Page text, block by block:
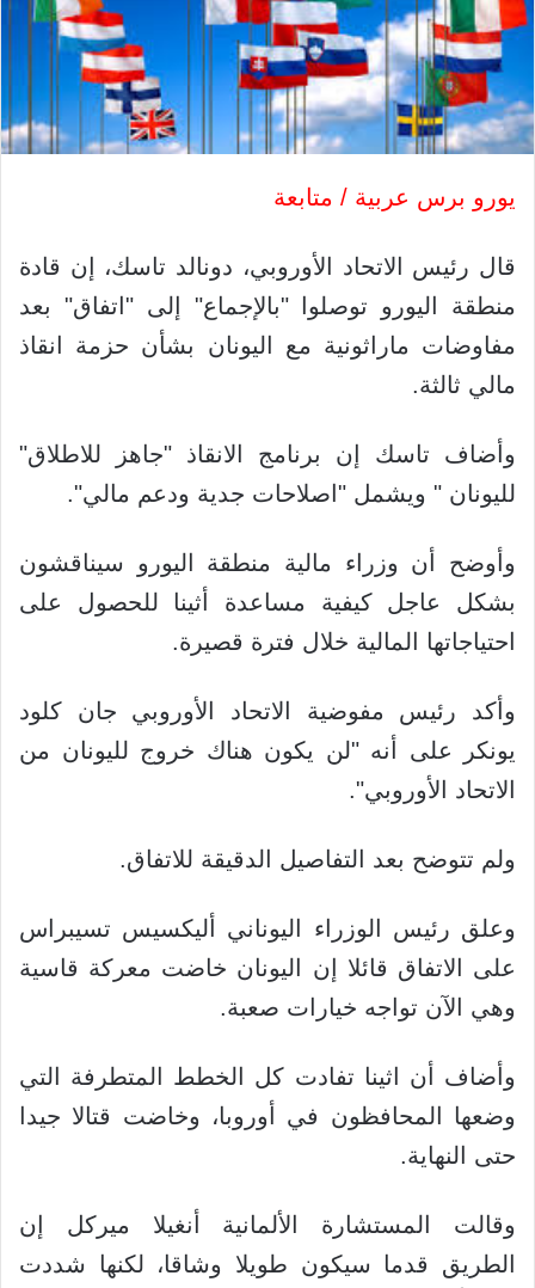
يورو برس عربية / متابعة
قال رئيس الاتحاد الأوروبي، دونالد تاسك، إن قادة
منطقة اليورو توصلوا "بالإجماع" إلى "اتفاق" بعد
مفاوضات ماراثونية مع اليونان بشأن حزمة انقاذ
مالي ثالثة.
وأضاف تاسك إن برنامج الانقاذ "جاهز للاطلاق"
لليونان " ويشمل "اصلاحات جدية ودعم مالي".
وأوضح أن وزراء مالية منطقة اليورو سيناقشون
بشكل عاجل كيفية مساعدة أثينا للحصول على
احتياجاتها المالية خلال فترة قصيرة.
وأكد رئيس مفوضية الاتحاد الأوروبي جان كلود
يونكر على أنه "لن يكون هناك خروج لليونان من
الاتحاد الأوروبي".
ولم تتوضح بعد التفاصيل الدقيقة للاتفاق.
وعلق رئيس الوزراء اليوناني أليكسيس تسيبراس
على الاتفاق قائلا إن اليونان خاضت معركة قاسية
وهي الآن تواجه خيارات صعبة.
وأضاف أن اثينا تفادت كل الخطط المتطرفة التي
وضعها المحافظون في أوروبا، وخاضت قتالا جيدا
حتى النهاية.
وقالت المستشارة الألمانية أنغيلا ميركل إن
الطريق قدما سيكون طويلا وشاقا، لكنها شددت